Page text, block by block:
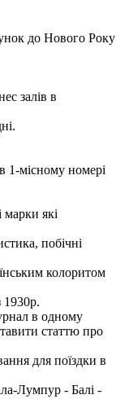
до Нового Року
залів в
1-місному номері
марки які
побічні
колоритом
1930р.
в одному
статтю про
для поїздки в
Лумпур - Балі -